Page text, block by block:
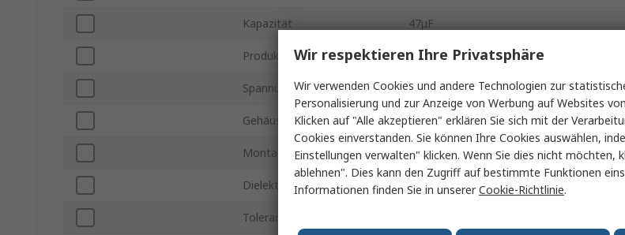
Kapazität 47μF
Produkt Typ Keramik-Vielschichtkondensator
Spannung 10V dc
Gehäusegröße 0805
Montageart Oberfläche
Dielektrikum X5R
Toleranz
Wir respektieren Ihre Privatsphäre
Wir verwenden Cookies und andere Technologien zur
Personalisierung und zur Anzeige von Werbung auf Websites
Klicken auf "Alle akzeptieren" erklären Sie sich mit der
Cookies einverstanden. Sie können Ihre Cookies auswählen,
Einstellungen verwalten" klicken. Wenn Sie dies nicht möchten,
ablehnen". Dies kann den Zugriff auf bestimmte Funktionen
Informationen finden Sie in unsererCookie-Richtlinie.